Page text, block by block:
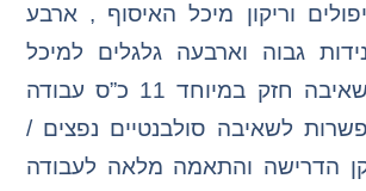
וריקון מיכל האיסוף , ארבע
גבוה וארבעה גלגלים למיכל
האיסוף .מנוע שאיבה חזק במיוחד 11 כ”ס עבודה
אפשרות לשאיבה סולבנטיים נפצים /
הדרישה והתאמה מלאה לעבודה